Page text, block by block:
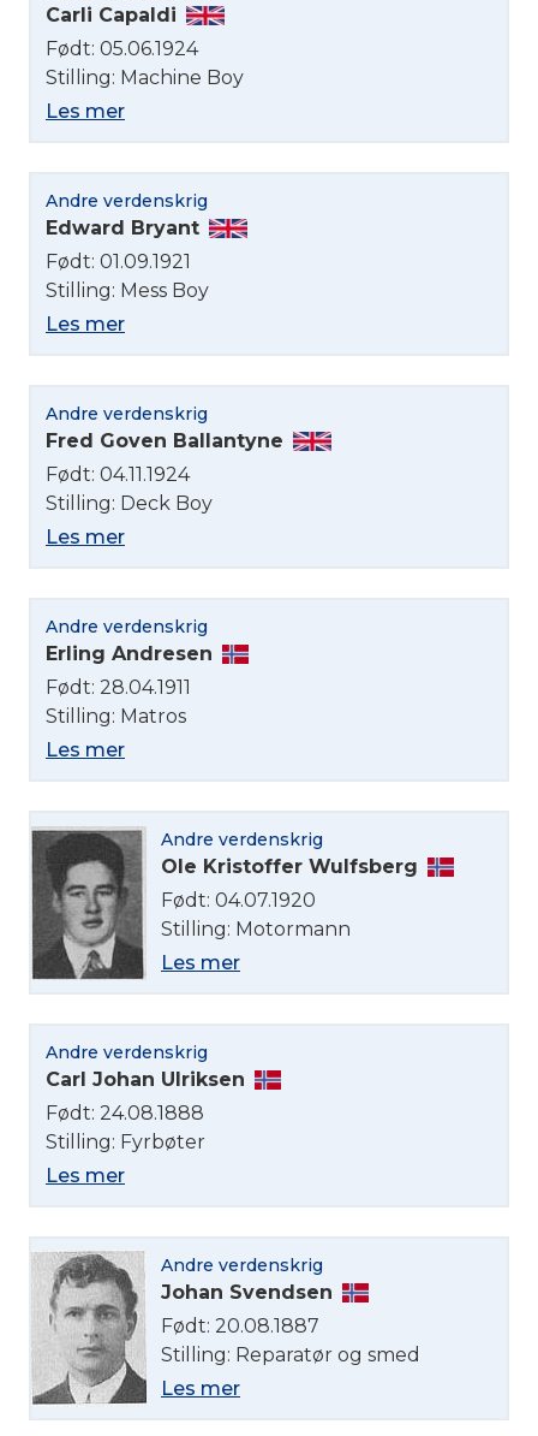
Carli Capaldi
Født: 05.06.1924
Stilling: Machine Boy
Les mer
Andre verdenskrig
Edward Bryant
Født: 01.09.1921
Stilling: Mess Boy
Les mer
Andre verdenskrig
Fred Goven Ballantyne
Født: 04.11.1924
Stilling: Deck Boy
Les mer
Andre verdenskrig
Erling Andresen
Født: 28.04.1911
Stilling: Matros
Les mer
Andre verdenskrig
Ole Kristoffer Wulfsberg
Født: 04.07.1920
Stilling: Motormann
Les mer
Andre verdenskrig
Carl Johan Ulriksen
Født: 24.08.1888
Stilling: Fyrbøter
Les mer
Andre verdenskrig
Johan Svendsen
Født: 20.08.1887
Stilling: Reparatør og smed
Les mer